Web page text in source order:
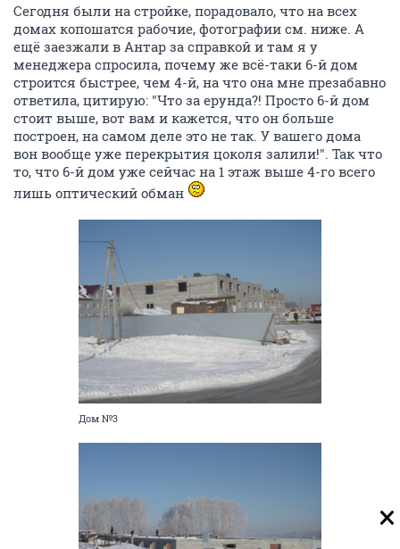
Сегодня были на стройке, порадовало, что на всех
домах копошатся рабочие, фотографии см. ниже. А
ещё заезжали в Антар за справкой и там я у
менеджера спросила, почему же всё-таки 6-й дом
строится быстрее, чем 4-й, на что она мне презабавно
ответила, цитирую: "Что за ерунда?! Просто 6-й дом
стоит выше, вот вам и кажется, что он больше
построен, на самом деле это не так. У вашего дома
вон вообще уже перекрытия цоколя залили!". Так что
то, что 6-й дом уже сейчас на 1 этаж выше 4-го всего
лишь оптический обман
Дом №3